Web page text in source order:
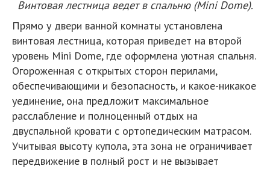
Винтовая лестница ведет в спальню (Mini Dome).
Прямо у двери ванной комнаты установлена
винтовая лестница, которая приведет на второй
уровень Mini Dome, где оформлена уютная спальня.
Огороженная с открытых сторон перилами,
обеспечивающими и безопасность, и какое-никакое
уединение, она предложит максимальное
расслабление и полноценный отдых на
двуспальной кровати с ортопедическим матрасом.
Учитывая высоту купола, эта зона не ограничивает
передвижение в полный рост и не вызывает